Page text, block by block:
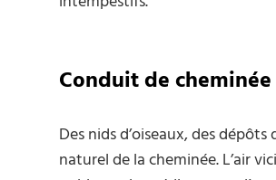
Conduit de
Des nids d’oiseaux, des
naturel de la cheminée. L’air